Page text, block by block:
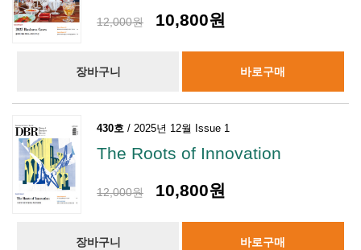
12,000원 10,800원
장바구니 바로구매
430호 / 2025년 12월 Issue 1
The Roots of Innovation
12,000원 10,800원
장바구니 바로구매